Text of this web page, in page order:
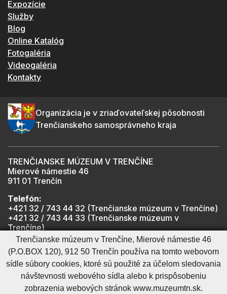
Expozície
Služby
Blog
Online Katalóg
Fotogaléria
Videogaléria
Kontakty
Organizácia je v zriaďovateľskej pôsobnosti
Trenčianskeho samosprávneho kraja
TRENČIANSKE MÚZEUM V TRENČÍNE
Mierové námestie 46
911 01 Trenčín
Telefón:
+421 32 / 743 44 32 (Trenčianske múzeum v Trenčíne)
+421 32 / 743 44 33 (Trenčianske múzeum v
Trenčíne)
+421 901 918 825 (Trenčiansky hrad - informátor -
počas otváracích hodín hradu)
Mapa stránkyRSSCookies nastavenieOchrana osobných údajov
Cookies - viac informáciíVyhlásenie o prístupnosti
Trenčianske múzeum v Trenčíne, Mierové námestie 46
(P.O.BOX 120), 912 50 Trenčín používa na tomto webovom
sídle súbory cookies, ktoré sú použité za účelom sledovania
návštevnosti webového sídla alebo k prispôsobeniu
zobrazenia webových stránok www.muzeumtn.sk.